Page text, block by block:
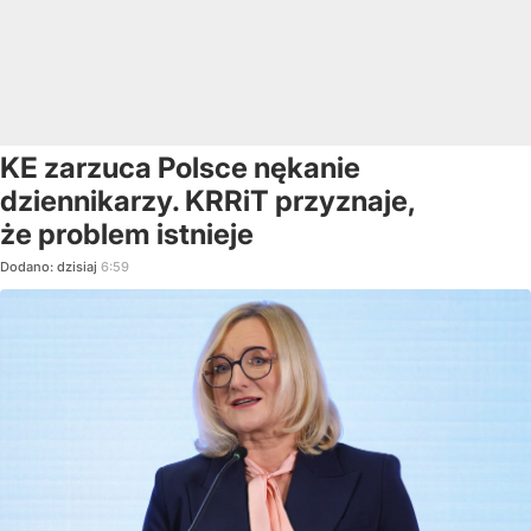
KE zarzuca Polsce nękanie
dziennikarzy. KRRiT przyznaje,
że problem istnieje
Dodano: dzisiaj 6:59